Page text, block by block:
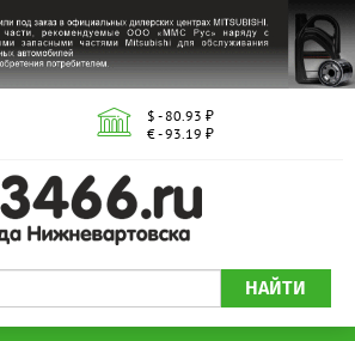
$ - 80.93 ₽
€ - 93.19 ₽
НАЙТИ